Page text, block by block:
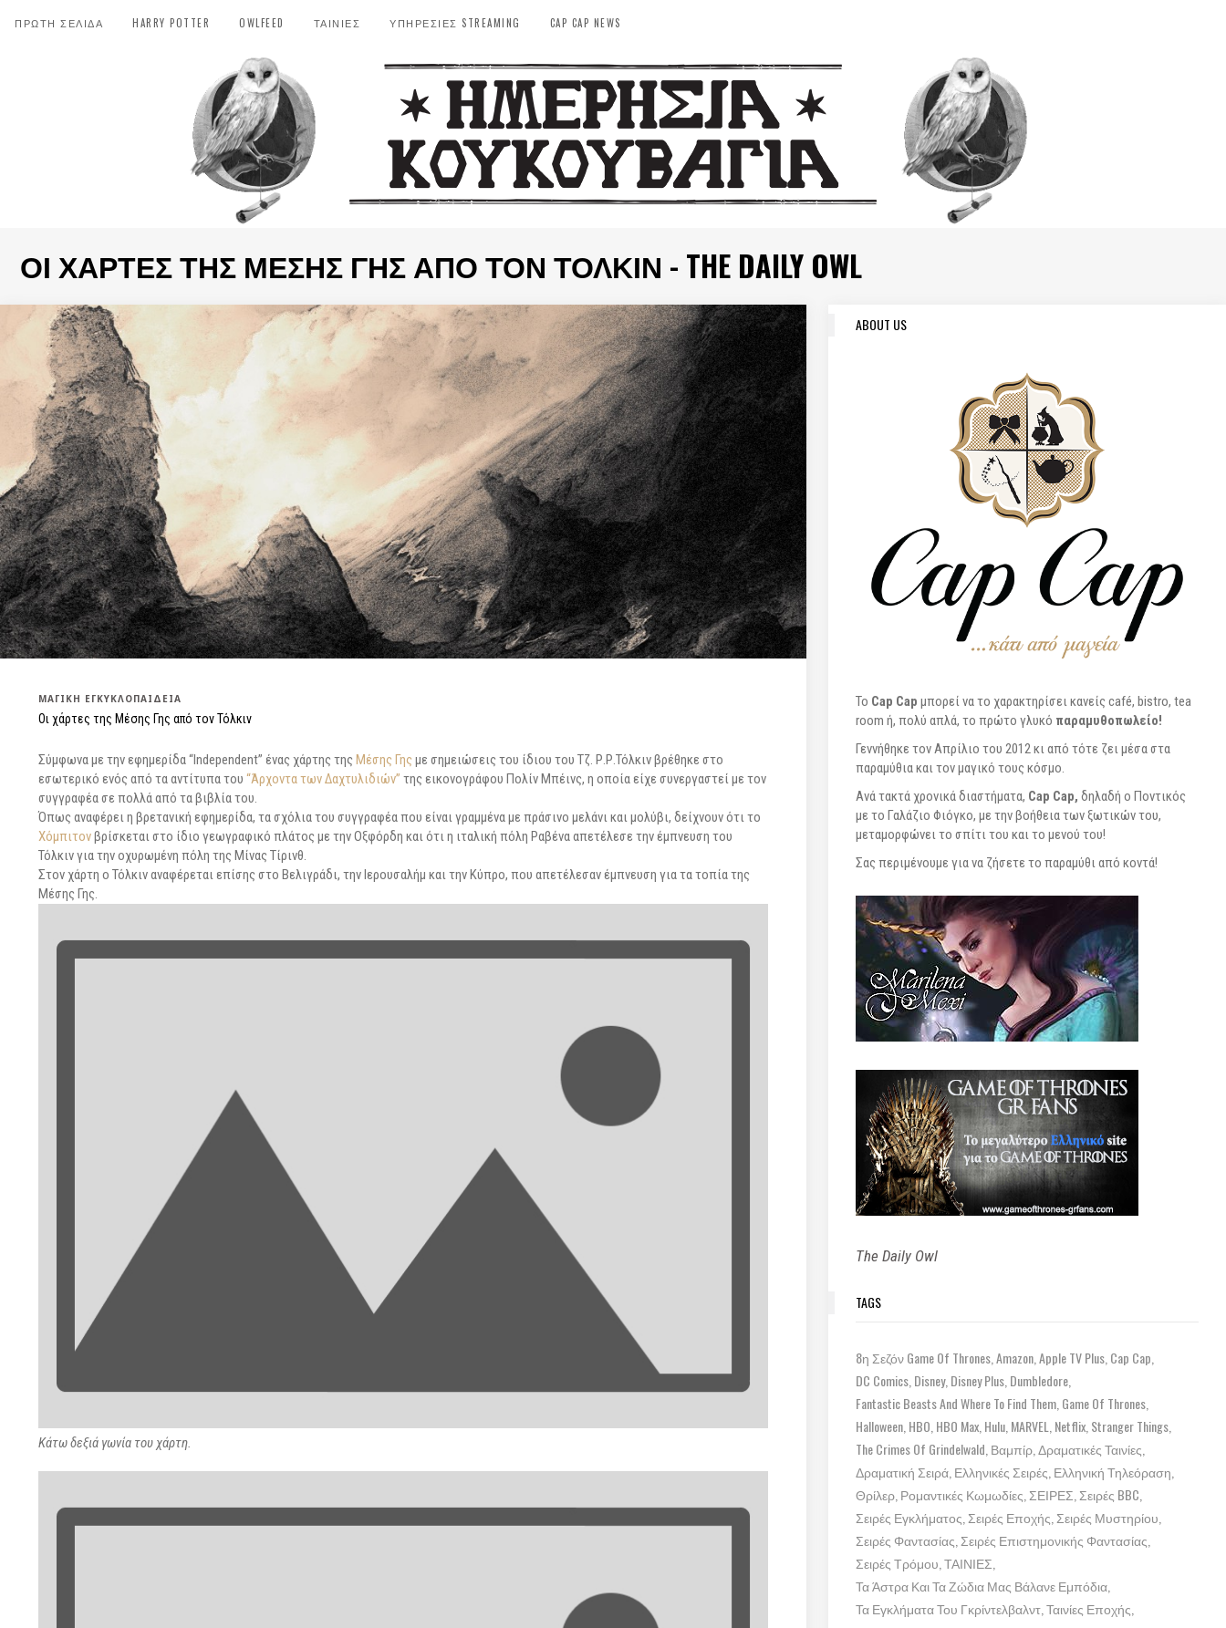
ΠΡΩΤΗ ΣΕΛΙΔΑ HARRY POTTER OWLFEED ΤΑΙΝΙΕΣ ΥΠΗΡΕΣΙΕΣ STREAMING CAP CAP NEWS
ΟΙ ΧΆΡΤΕΣ ΤΗΣ ΜΈΣΗΣ ΓΗΣ ΑΠΌ ΤΟΝ ΤΌΛΚΙΝ - THE DAILY OWL
ΜΑΓΙΚΗ ΕΓΚΥΚΛΟΠΑΙΔΕΙΑ
Οι χάρτες της Μέσης Γης από τον Τόλκιν
Σύμφωνα με την εφημερίδα “Independent” ένας χάρτης της Μέσης Γης με σημειώσεις του ίδιου του Τζ. Ρ.Ρ.Τόλκιν βρέθηκε στο
εσωτερικό ενός από τα αντίτυπα του “Άρχοντα των Δαχτυλιδιών” της εικονογράφου Πολίν Μπέινς, η οποία είχε συνεργαστεί με τον
συγγραφέα σε πολλά από τα βιβλία του.
Όπως αναφέρει η βρετανική εφημερίδα, τα σχόλια του συγγραφέα που είναι γραμμένα με πράσινο μελάνι και μολύβι, δείχνουν ότι το
Χόμπιτονβρίσκεται στο ίδιο γεωγραφικό πλάτος με την Οξφόρδη και ότι η ιταλική πόλη Ραβένα απετέλεσε την έμπνευση του
Τόλκιν για την οχυρωμένη πόλη της Μίνας Τίρινθ.
Στον χάρτη ο Τόλκιν αναφέρεται επίσης στο Βελιγράδι, την Ιερουσαλήμ και την Κύπρο, που απετέλεσαν έμπνευση για τα τοπία της
Μέσης Γης.
Κάτω δεξιά γωνία του χάρτη.
ABOUT US
To Cap Cap μπορεί να το χαρακτηρίσει κανείς café, bistro, tea
room ή, πολύ απλά, το πρώτο γλυκό παραμυθοπωλείο!
Γεννήθηκε τον Απρίλιο του 2012 κι από τότε ζει μέσα στα
παραμύθια και τον μαγικό τους κόσμο.
Ανά τακτά χρονικά διαστήματα, Cap Cap, δηλαδή ο Ποντικός
με το Γαλάζιο Φιόγκο, με την βοήθεια των ξωτικών του,
μεταμορφώνει το σπίτι του και το μενού του!
Σας περιμένουμε για να ζήσετε το παραμύθι από κοντά!
The Daily Owl
TAGS
8η Σεζόν Game Of Thrones Amazon Apple TV Plus Cap Cap
DC Comics Disney Disney Plus Dumbledore
Fantastic Beasts And Where To Find Them Game Of Thrones
Halloween HBO HBO Max Hulu MARVEL Netflix Stranger Things
The Crimes Of Grindelwald Βαμπίρ Δραματικές Ταινίες
Δραματική Σειρά Ελληνικές Σειρές Ελληνική Τηλεόραση
Θρίλερ Ρομαντικές Κωμωδίες ΣΕΙΡΕΣ Σειρές BBC
Σειρές Εγκλήματος Σειρές Εποχής Σειρές Μυστηρίου
Σειρές Φαντασίας Σειρές Επιστημονικής Φαντασίας
Σειρές Τρόμου ΤΑΙΝΙΕΣ
Τα Άστρα Και Τα Ζώδια Μας Βάλανε Εμπόδια
Τα Εγκλήματα Του Γκρίντελβαλντ Ταινίες Εποχής